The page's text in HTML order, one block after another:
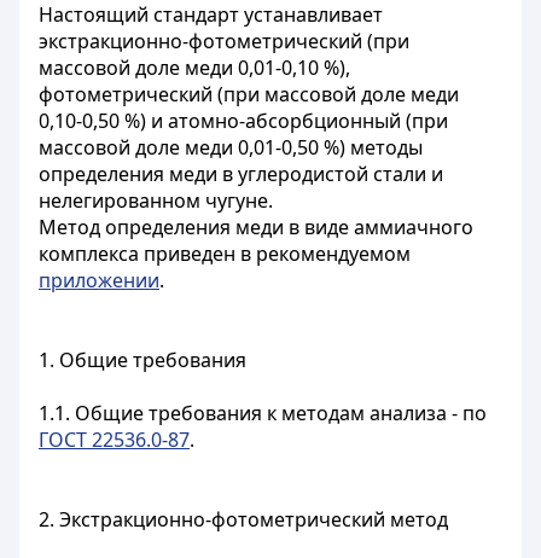
Настоящий стандарт устанавливает
экстракционно-фотометрический (при
массовой доле меди 0,01-0,10 %),
фотометрический (при массовой доле меди
0,10-0,50 %) и атомно-абсорбционный (при
массовой доле меди 0,01-0,50 %) методы
определения меди в углеродистой стали и
нелегированном чугуне.
Метод определения меди в виде аммиачного
комплекса приведен в рекомендуемом
приложении.
1. Общие требования
1.1. Общие требования к методам анализа - по
ГОСТ 22536.0-87.
2. Экстракционно-фотометрический метод